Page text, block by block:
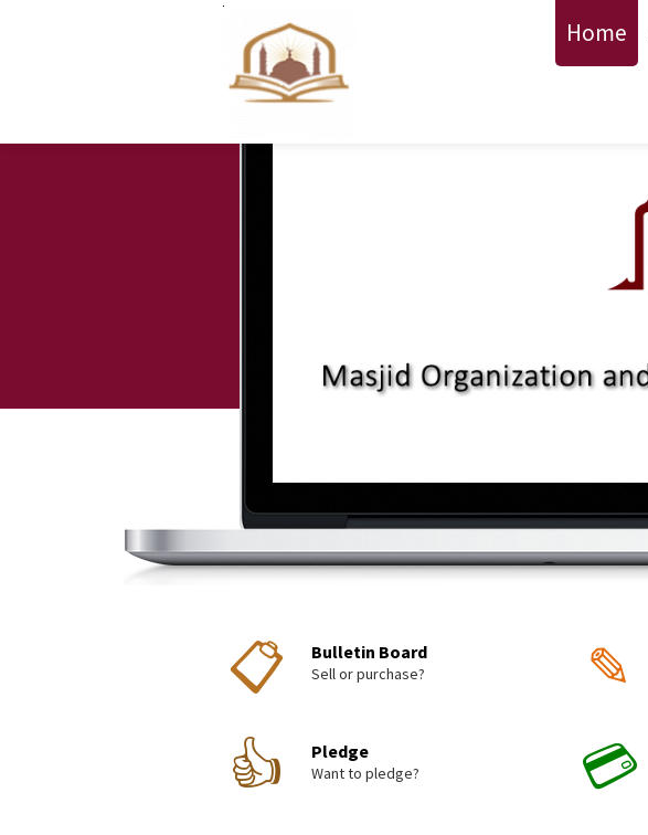
Home
📋 Bulletin Board
Sell or purchase? ✎
👍 Pledge
Want to pledge? 💳